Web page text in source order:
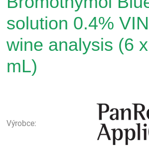
solution 0.4%
wine analysis (6
mL)
Výrobce: